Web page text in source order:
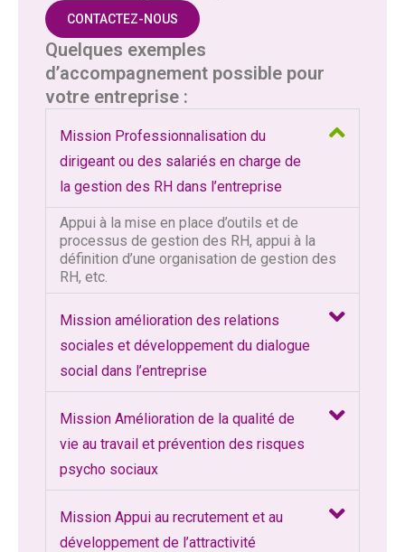
CONTACTEZ-NOUS
Quelques exemples
d’accompagnement possible pour
votre entreprise :
Mission Professionnalisation du
dirigeant ou des salariés en charge de
la gestion des RH dans l’entreprise
Appui à la mise en place d’outils et de
processus de gestion des RH, appui à la
définition d’une organisation de gestion des
RH, etc.
Mission amélioration des relations
sociales et développement du dialogue
social dans l’entreprise
Mission Amélioration de la qualité de
vie au travail et prévention des risques
psycho sociaux
Mission Appui au recrutement et au
développement de l’attractivité